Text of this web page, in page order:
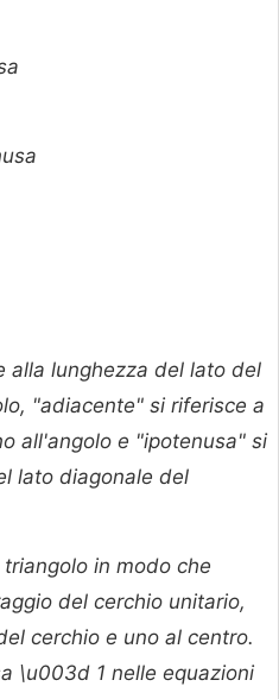
alla lunghezza del lato del
"adiacente" si riferisce a
all'angolo e "ipotenusa" si
lato diagonale del
in modo che
del cerchio unitario,
cerchio e uno al centro.
\u003d 1 nelle equazioni